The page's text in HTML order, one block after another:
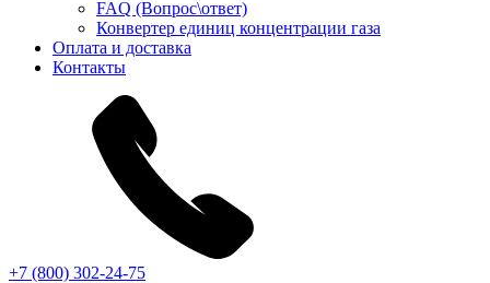
FAQ (Вопрос\ответ)
Конвертер единиц концентрации газа
Оплата и доставка
Контакты
+7 (800) 302-24-75